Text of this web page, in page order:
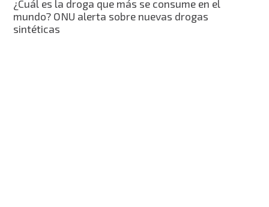
¿Cuál es la droga que más se consume en el
mundo? ONU alerta sobre nuevas drogas
sintéticas